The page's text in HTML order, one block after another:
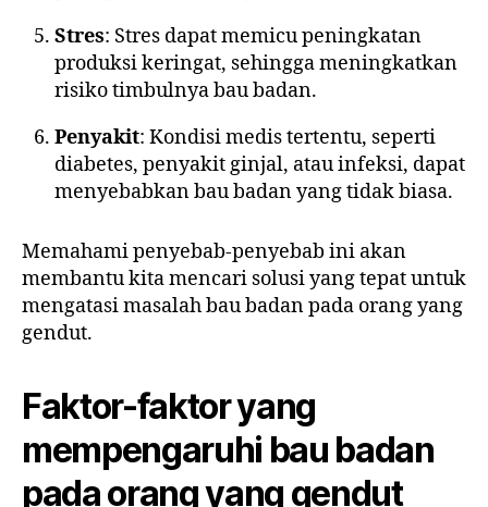
Stres: Stres dapat memicu peningkatan
produksi keringat, sehingga meningkatkan
risiko timbulnya bau badan.
Penyakit: Kondisi medis tertentu, seperti
diabetes, penyakit ginjal, atau infeksi, dapat
menyebabkan bau badan yang tidak biasa.
Memahami penyebab-penyebab ini akan
membantu kita mencari solusi yang tepat untuk
mengatasi masalah bau badan pada orang yang
gendut.
Faktor-faktor yang
mempengaruhi bau badan
pada orang yang gendut